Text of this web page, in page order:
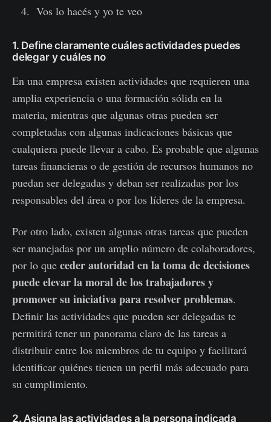
Vos lo hacés y yo te veo
1. Define claramente cuáles actividades puedes
delegar y cuáles no
En una empresa existen actividades que requieren una
amplia experiencia o una formación sólida en la
materia, mientras que algunas otras pueden ser
completadas con algunas indicaciones básicas que
cualquiera puede llevar a cabo. Es probable que algunas
tareas financieras o de gestión de recursos humanos no
puedan ser delegadas y deban ser realizadas por los
responsables del área o por los líderes de la empresa.
Por otro lado, existen algunas otras tareas que pueden
ser manejadas por un amplio número de colaboradores,
por lo que ceder autoridad en la toma de decisiones
puede elevar la moral de los trabajadores y
promover su iniciativa para resolver problemas.
Definir las actividades que pueden ser delegadas te
permitirá tener un panorama claro de las tareas a
distribuir entre los miembros de tu equipo y facilitará
identificar quiénes tienen un perfil más adecuado para
su cumplimiento.
2. Asigna las actividades a la persona indicada